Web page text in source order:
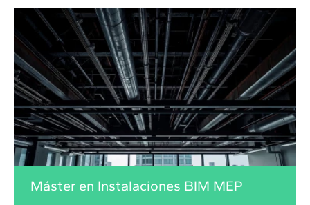
Máster en Instalaciones BIM MEP